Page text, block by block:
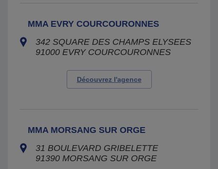
MMA EVRY COURCOURONNES
342 SQUARE DES CHAMPS ELYSEES
91000 EVRY COURCOURONNES
Découvrez l'agence
MMA MORSANG SUR ORGE
31 BOULEVARD GRIBELETTE
91390 MORSANG SUR ORGE